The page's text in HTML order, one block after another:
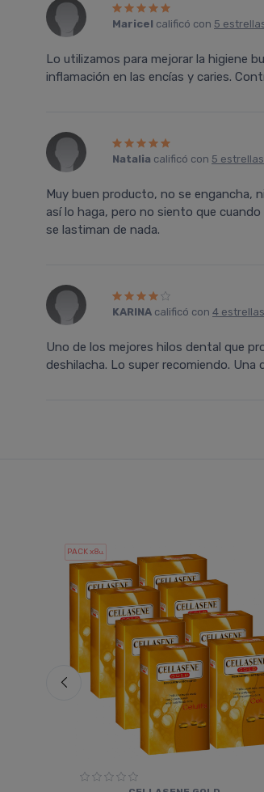
Maricel calificó con 5
Lo utilizamos para mejorar la higiene
inflamación en las encí­as y caries.
Natalia calificó con 5 estrellas
Muy buen producto, no se engancha,
así­ lo haga, pero no siento que
se lastiman de nada.
KARINA calificó con 4 estrellas
Uno de los mejores hilos dental que
deshilacha. Lo super recomiendo. Una
PACK x8u.